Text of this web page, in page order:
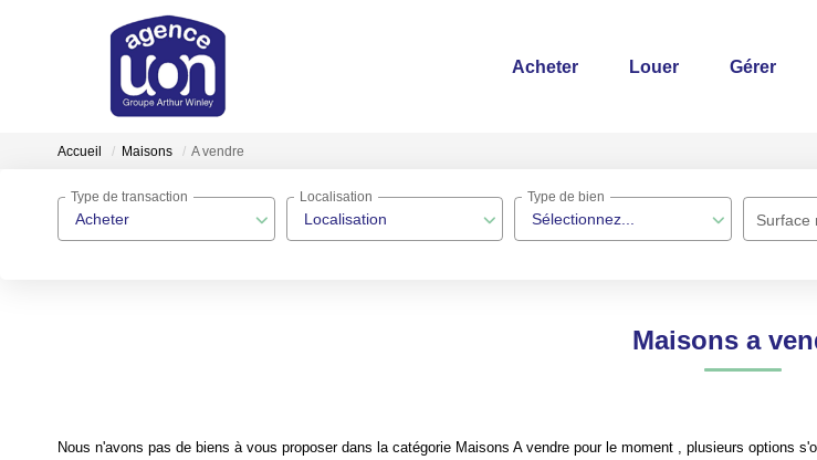
Acheter Louer Gérer
Accueil Maisons A vendre
Acheter
Type de transaction
Localisation
Localisation
Sélectionnez...
Type de bien
Surface
Maisons a
Nous n'avons pas de biens à vous proposer dans la catégorie Maisons A vendre pour le moment , plusieurs options